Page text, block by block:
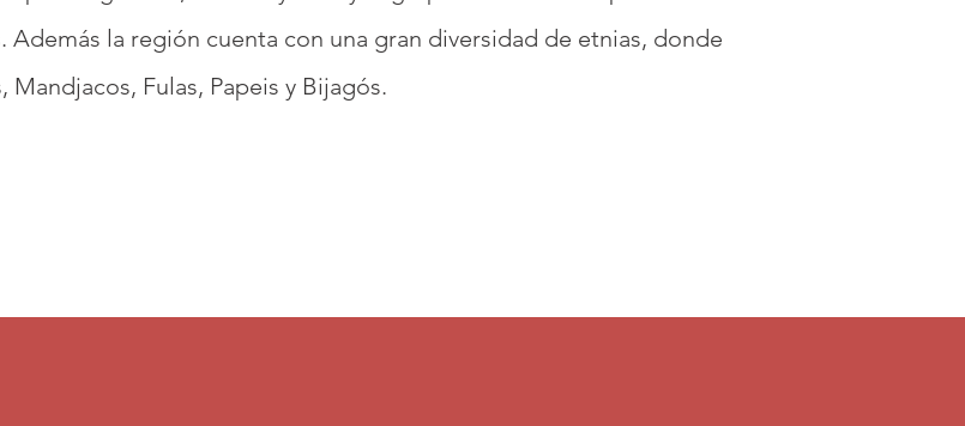
Además la región cuenta con una gran diversidad de etnias, donde
Fulas, Papeis y Bijagós.